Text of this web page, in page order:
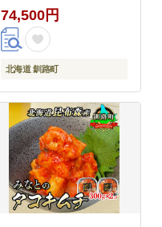
74,500円
北海道 釧路町